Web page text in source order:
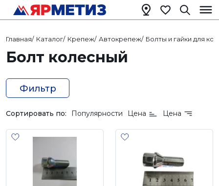
Главная/ Каталог/ Крепеж/ Автокрепеж/ Болты и гайки для
Болт колесный
Фильтр
Сортировать по: Популярности Цена Цена